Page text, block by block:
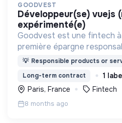
GOODVEST
développeur(se) vuejs (nuxt)
expérimenté(e)
Goodvest est une fintech à
première épargne
alignée sur l'Accord de
💡 Responsible products or
Long-term contract
1
Paris, France
Fintech
8 months ago